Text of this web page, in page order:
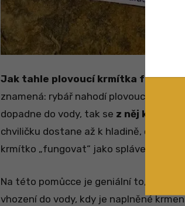
Jak tahle plovoucí krmítka fungují?
znamená: rybář nahodí plovoucí
dopadne do vody, tak se z něj krmná
chviličku dostane až k hladině, čímž
krmítko „fungovat“ jako splávek na ryby.
Na této pomůcce je geniální to, že
vhození do vody, kdy je naplněné